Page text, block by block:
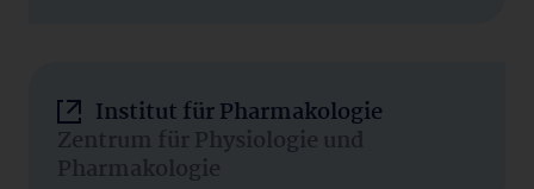
Institut für Pharmakologie
Zentrum für Physiologie und
Pharmakologie